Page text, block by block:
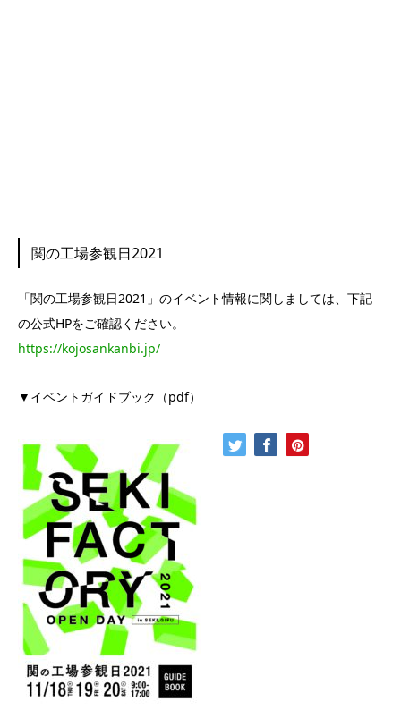
関の工場参観日2021
「関の工場参観日2021」のイベント情報に関しましては、下記
の公式HPをご確認ください。
https://kojosankanbi.jp/
▼イベントガイドブック（pdf）